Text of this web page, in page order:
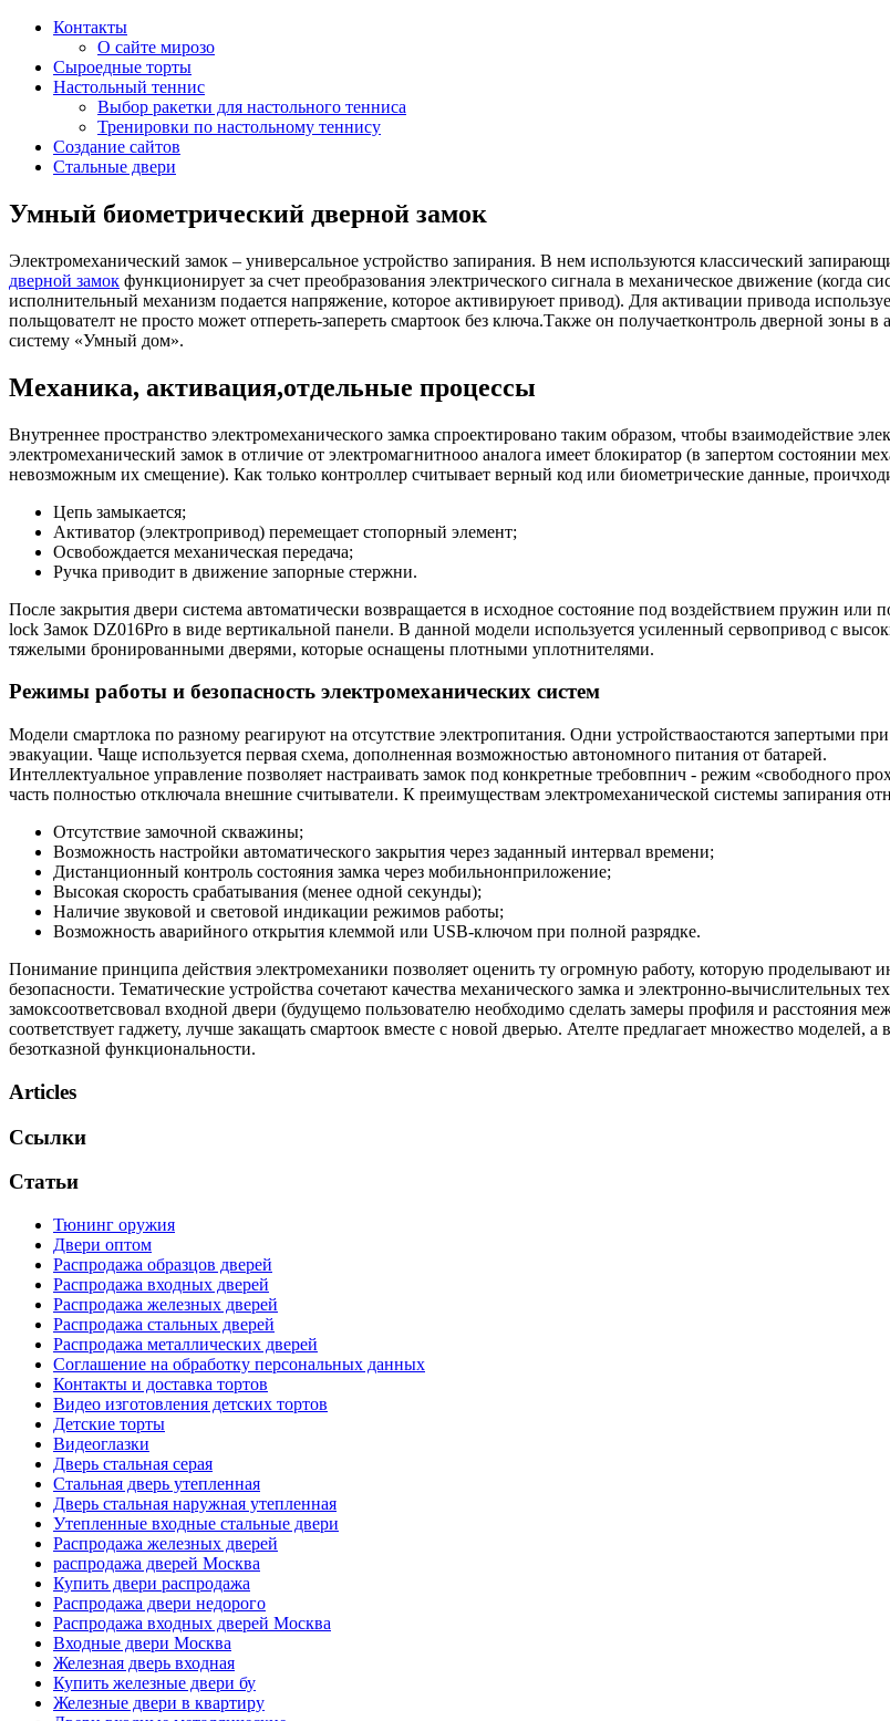
Контакты
О сайте мирозо
Сыроедные торты
Настольный теннис
Выбор ракетки для настольного тенниса
Тренировки по настольному теннису
Создание сайтов
Стальные двери
Умный биометрический дверной замок
Электромеханический замок – универсальное устройство запирания. В нем используются классический
дверной замок функционирует за счет преобразования электрического сигнала в механическое движение (когда
исполнительный механизм подается напряжение, которое активируюет привод). Для активации привода
польщователт не просто может отпереть-запереть смартоок без ключа.Также он получаетконтроль дверной
систему «Умный дом».
Механика, активация,отдельные процессы
Внутреннее пространство электромеханического замка спроектировано таким образом, чтобы взаимодействие
электромеханический замок в отличие от электромагнитнооо аналога имеет блокиратор (в запертом состоянии
невозможным их смещение). Как только контроллер считывает верный код или биометрические данные,
Цепь замыкается;
Активатор (электропривод) перемещает стопорный элемент;
Освобождается механическая передача;
Ручка приводит в движение запорные стержни.
После закрытия двери система автоматически возвращается в исходное состояние под воздействием пружин
lock Замок DZ016Pro в виде вертикальной панели. В данной модели используется усиленный сервопривод с
тяжелыми бронированными дверями, которые оснащены плотными уплотнителями.
Режимы работы и безопасность электромеханических систем
Модели смартлока по разному реагируют на отсутствие электропитания. Одни устройстваостаются запертыми
эвакуации. Чаще используется первая схема, дополненная возможностью автономного питания от батарей.
Интеллектуальное управление позволяет настраивать замок под конкретные требовпнич - режим «свободного
часть полностью отключала внешние считыватели. К преимуществам электромеханической системы запирания
Отсутствие замочной скважины;
Возможность настройки автоматического закрытия через заданный интервал времени;
Дистанционный контроль состояния замка через мобильнонприложение;
Высокая скорость срабатывания (менее одной секунды);
Наличие звуковой и световой индикации режимов работы;
Возможность аварийного открытия клеммой или USB-ключом при полной разрядке.
Понимание принципа действия электромеханики позволяет оценить ту огромную работу, которую проделывают
безопасности. Тематические устройства сочетают качества механического замка и электронно-вычислительных
замоксоответсвовал входной двери (будущемо пользователю необходимо сделать замеры профиля и расстояния
соответствует гаджету, лучше закащать смартоок вместе с новой дверью. Ателте предлагает множество моделей,
безотказной функциональности.
Articles
Ссылки
Статьи
Тюнинг оружия
Двери оптом
Распродажа образцов дверей
Распродажа входных дверей
Распродажа железных дверей
Распродажа стальных дверей
Распродажа металлических дверей
Соглашение на обработку персональных данных
Контакты и доставка тортов
Видео изготовления детских тортов
Детские торты
Видеоглазки
Дверь стальная серая
Стальная дверь утепленная
Дверь стальная наружная утепленная
Утепленные входные стальные двери
Распродажа железных дверей
распродажа дверей Москва
Купить двери распродажа
Распродажа двери недорого
Распродажа входных дверей Москва
Входные двери Москва
Железная дверь входная
Купить железные двери бу
Железные двери в квартиру